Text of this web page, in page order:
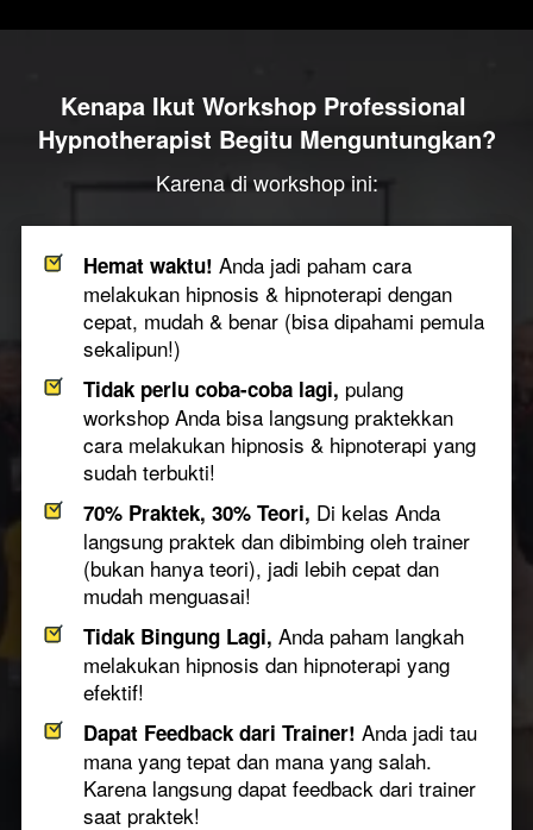
Kenapa Ikut Workshop Professional
Hypnotherapist Begitu Menguntungkan?
Karena di workshop ini:
Hemat waktu! Anda jadi paham cara
melakukan hipnosis & hipnoterapi dengan
cepat, mudah & benar (bisa dipahami pemula
sekalipun!)
Tidak perlu coba-coba lagi, pulang
workshop Anda bisa langsung praktekkan
cara melakukan hipnosis & hipnoterapi yang
sudah terbukti!
70% Praktek, 30% Teori, Di kelas Anda
langsung praktek dan dibimbing oleh trainer
(bukan hanya teori), jadi lebih cepat dan
mudah menguasai!
Tidak Bingung Lagi, Anda paham langkah
melakukan hipnosis dan hipnoterapi yang
efektif!
Dapat Feedback dari Trainer! Anda jadi tau
mana yang tepat dan mana yang salah.
Karena langsung dapat feedback dari trainer
saat praktek!